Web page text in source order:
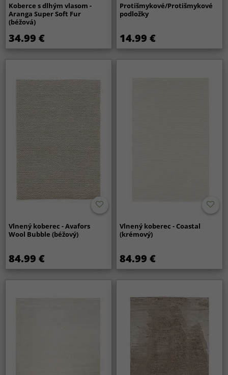
Koberce s dlhým vlasom -
Aranga Super Soft Fur
(béžová)
34.99 €
Protišmykové/Protišmykové
podložky
14.99 €
Vlnený koberec - Avafors
Wool Bubble (béžový)
84.99 €
Vlnený koberec - Coastal
(krémový)
84.99 €